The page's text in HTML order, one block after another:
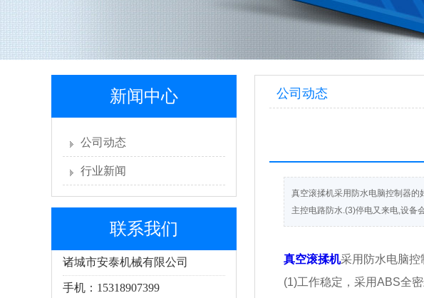
新闻中心
公司动态
行业新闻
联系我们
诸城市安泰机械有限公司
手机：15318907399
公司动态
真空滚揉机采用防水电脑控制器
主控电路防水.(3)停电又来电,设备
真空滚揉机采用防水电脑控
(1)工作稳定，采用ABS全